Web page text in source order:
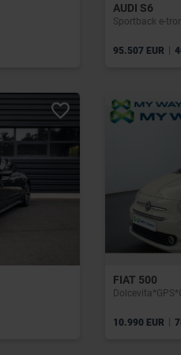
AUDI S6
95.507 EUR |
FIAT 500
10.990 EUR |